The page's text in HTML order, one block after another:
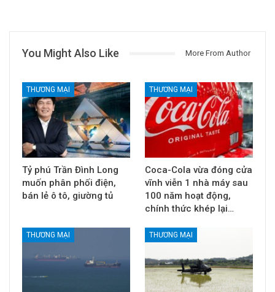
You Might Also Like More From Author
THƯƠNG MẠI
Tỷ phú Trần Đình Long
muốn phân phối điện,
bán lẻ ô tô, giường tủ
THƯƠNG MẠI
Coca-Cola vừa đóng cửa
vĩnh viễn 1 nhà máy sau
100 năm hoạt động,
chính thức khép lại…
THƯƠNG MẠI THƯƠNG MẠI